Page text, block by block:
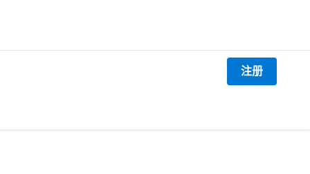
注册